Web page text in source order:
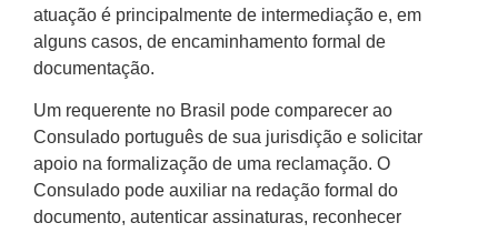
atuação é principalmente de intermediação e, em
alguns casos, de encaminhamento formal de
documentação.
Um requerente no Brasil pode comparecer ao
Consulado português de sua jurisdição e solicitar
apoio na formalização de uma reclamação. O
Consulado pode auxiliar na redação formal do
documento, autenticar assinaturas, reconhecer